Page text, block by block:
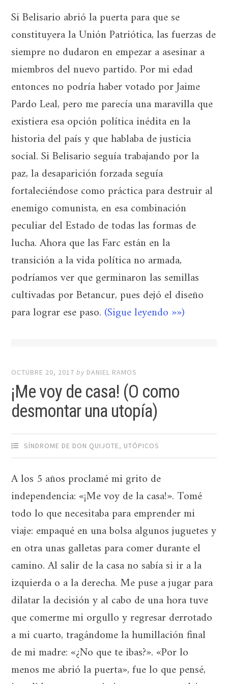
Si Belisario abrió la puerta para que se
constituyera la Unión Patriótica, las fuerzas de
siempre no dudaron en empezar a asesinar a
miembros del nuevo partido. Por mi edad
entonces no podría haber votado por Jaime
Pardo Leal, pero me parecía una maravilla que
existiera esa opción política inédita en la
historia del país y que hablaba de justicia
social. Si Belisario seguía trabajando por la
paz, la desaparición forzada seguía
fortaleciéndose como práctica para destruir al
enemigo comunista, en esa combinación
peculiar del Estado de todas las formas de
lucha. Ahora que las Farc están en la
transición a la vida política no armada,
podríamos ver que germinaron las semillas
cultivadas por Betancur, pues dejó el diseño
para lograr ese paso. (Sigue leyendo »»)
OCTUBRE 20, 2017 by DANIEL RAMOS
¡Me voy de casa! (O como
desmontar una utopía)
SÍNDROME DE DON QUIJOTE, UTÓPICOS
A los 5 años proclamé mi grito de
independencia: «¡Me voy de la casa!». Tomé
todo lo que necesitaba para emprender mi
viaje: empaqué en una bolsa algunos juguetes y
en otra unas galletas para comer durante el
camino. Al salir de la casa no sabía si ir a la
izquierda o a la derecha. Me puse a jugar para
dilatar la decisión y al cabo de una hora tuve
que comerme mi orgullo y regresar derrotado
a mi cuarto, tragándome la humillación final
de mi madre: «¿No que te ibas?». «Por lo
menos me abrió la puerta», fue lo que pensé,